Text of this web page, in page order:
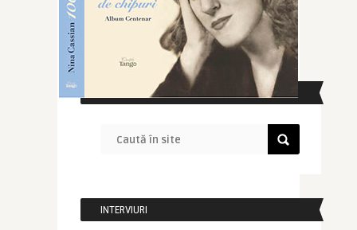
CAUTĂ ÎN SITE
INTERVIURI